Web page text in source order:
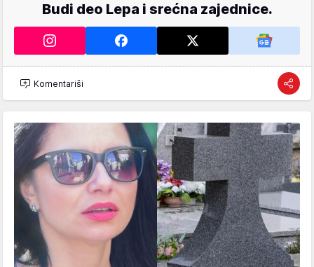
Budi deo Lepa i srećna zajednice.
Komentariši